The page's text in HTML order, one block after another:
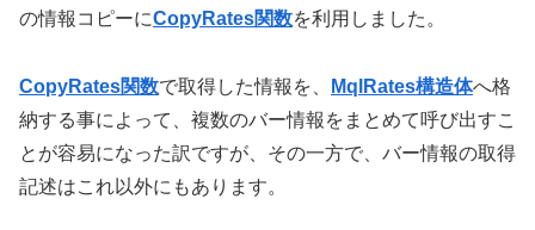
の情報コピーにCopyRates関数を利用しました。
CopyRates関数で取得した情報を、 MqlRates構造体へ格
納する事によって、複数のバー情報をまとめて呼び出すこ
とが容易になった訳ですが、その一方で、バー情報の取得
記述はこれ以外にもあります。